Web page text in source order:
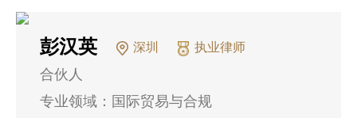
彭汉英 深圳 执业律师
合伙人
专业领域： 国际贸易与合规